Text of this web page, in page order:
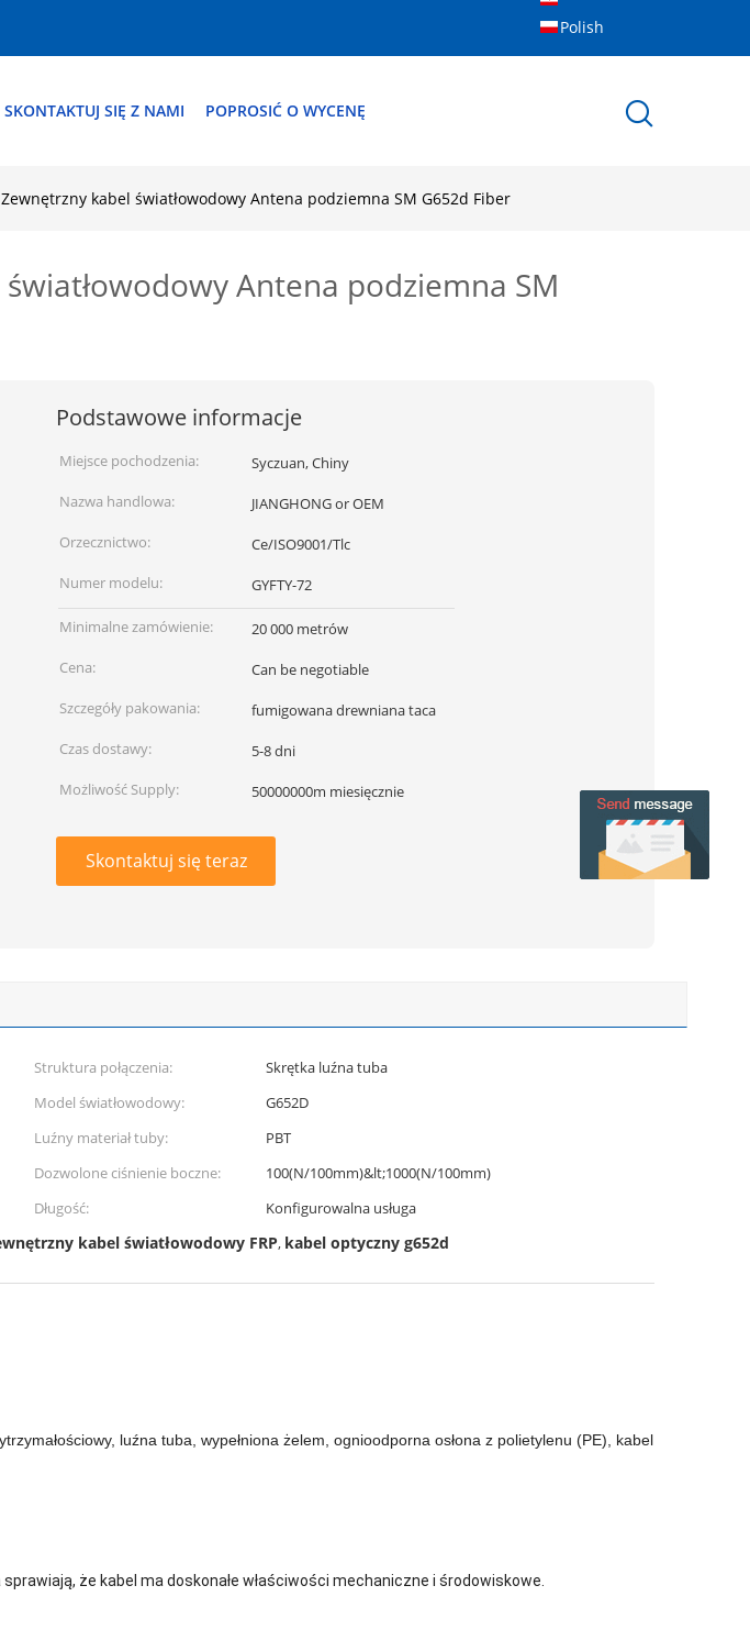
Polish
SKONTAKTUJ SIĘ Z NAMI POPROSIĆ O WYCENĘ
Zewnętrzny kabel światłowodowy Antena podziemna SM G652d Fiber
Antena podziemna SM
Podstawowe informacje
Miejsce pochodzenia:
Syczuan, Chiny
Nazwa handlowa:
JIANGHONG or OEM
Orzecznictwo:
Ce/ISO9001/Tlc
Numer modelu:
GYFTY-72
Minimalne zamówienie:
20 000 metrów
Cena:
Can be negotiable
Szczegóły pakowania:
fumigowana drewniana taca
Czas dostawy:
5-8 dni
Możliwość Supply:
50000000m miesięcznie
Skontaktuj się teraz
Struktura połączenia:
Skrętka luźna tuba
Model światłowodowy:
G652D
Luźny materiał tuby:
PBT
Dozwolone ciśnienie boczne:
100(N/100mm)&lt;1000(N/100mm)
Długość:
Konfigurowalna usługa
kabel światłowodowy FRP, kabel optyczny g652d
luźna tuba, wypełniona żelem, ognioodporna osłona z polietylenu (PE), kabel
że kabel ma doskonałe właściwości mechaniczne i środowiskowe.